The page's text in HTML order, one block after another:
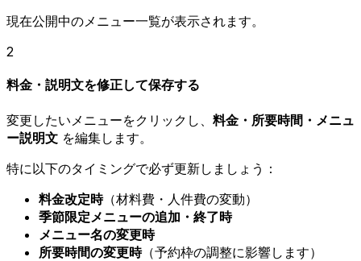
現在公開中のメニュー一覧が表示されます。
2
料金・説明文を修正して保存する
変更したいメニューをクリックし、 料金・所要時間・メニュ
ー説明文 を編集します。
特に以下のタイミングで必ず更新しましょう：
料金改定時（材料費・人件費の変動）
季節限定メニューの追加・終了時
メニュー名の変更時
所要時間の変更時（予約枠の調整に影響します）